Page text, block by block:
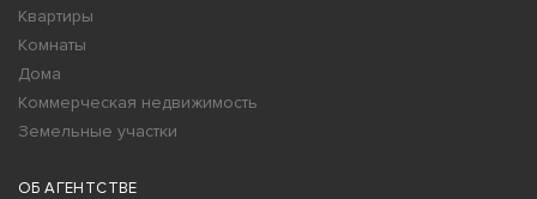
Квартиры
Комнаты
Дома
Коммерческая недвижимость
Земельные участки
ОБ АГЕНТСТВЕ